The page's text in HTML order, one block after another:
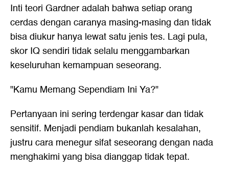
Inti teori Gardner adalah bahwa setiap orang
cerdas dengan caranya masing-masing dan tidak
bisa diukur hanya lewat satu jenis tes. Lagi pula,
skor IQ sendiri tidak selalu menggambarkan
keseluruhan kemampuan seseorang.
"Kamu Memang Sependiam Ini Ya?"
Pertanyaan ini sering terdengar kasar dan tidak
sensitif. Menjadi pendiam bukanlah kesalahan,
justru cara menegur sifat seseorang dengan nada
menghakimi yang bisa dianggap tidak tepat.